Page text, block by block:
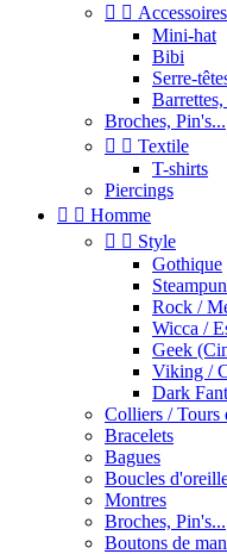
 
Mini-hat
Bibi
Serre-
Broches, Pin's...
  Textile
T-shirts
Piercings
  Homme
  Style
Gothique
Rock /
Wicca /
Geek
Viking /
Dark
Colliers / Tours
Bracelets
Bagues
Boucles
Montres
Broches, Pin's...
Boutons de